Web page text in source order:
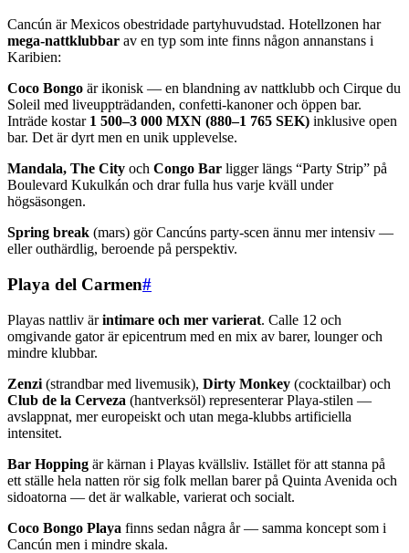
Cancún är Mexicos obestridade partyhuvudstad. Hotellzonen har
mega-nattklubbar av en typ som inte finns någon annanstans i
Karibien:
Coco Bongo är ikonisk — en blandning av nattklubb och Cirque du
Soleil med liveuppträdanden, confetti-kanoner och öppen bar.
Inträde kostar 1 500–3 000 MXN (880–1 765 SEK) inklusive open
bar. Det är dyrt men en unik upplevelse.
Mandala, The City och Congo Bar ligger längs “Party Strip” på
Boulevard Kukulkán och drar fulla hus varje kväll under
högsäsongen.
Spring break (mars) gör Cancúns party-scen ännu mer intensiv —
eller outhärdlig, beroende på perspektiv.
Playa del Carmen#
Playas nattliv ärintimare och mer varierat. Calle 12 och
omgivande gator är epicentrum med en mix av barer, lounger och
mindre klubbar.
Zenzi (strandbar med livemusik), Dirty Monkey (cocktailbar) och
Club de la Cerveza (hantverksöl) representerar Playa-stilen —
avslappnat, mer europeiskt och utan mega-klubbs artificiella
intensitet.
Bar Hopping är kärnan i Playas kvällsliv. Istället för att stanna på
ett ställe hela natten rör sig folk mellan barer på Quinta Avenida och
sidoatorna — det är walkable, varierat och socialt.
Coco Bongo Playa finns sedan några år — samma koncept som i
Cancún men i mindre skala.